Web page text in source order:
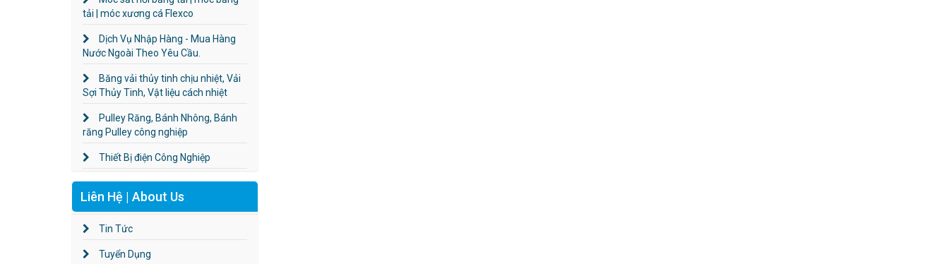
tải | móc xương cá Flexco
Dịch Vụ Nhập Hàng - Mua Hàng
Nước Ngoài Theo Yêu Cầu.
Băng vải thủy tinh chịu nhiệt, Vải
Sợi Thủy Tinh, Vật liệu cách nhiệt
Pulley Răng, Bánh Nhông, Bánh
răng Pulley công nghiệp
Thiết Bị điện Công Nghiệp
Liên Hệ | About Us
Tin Tức
Tuyển Dụng